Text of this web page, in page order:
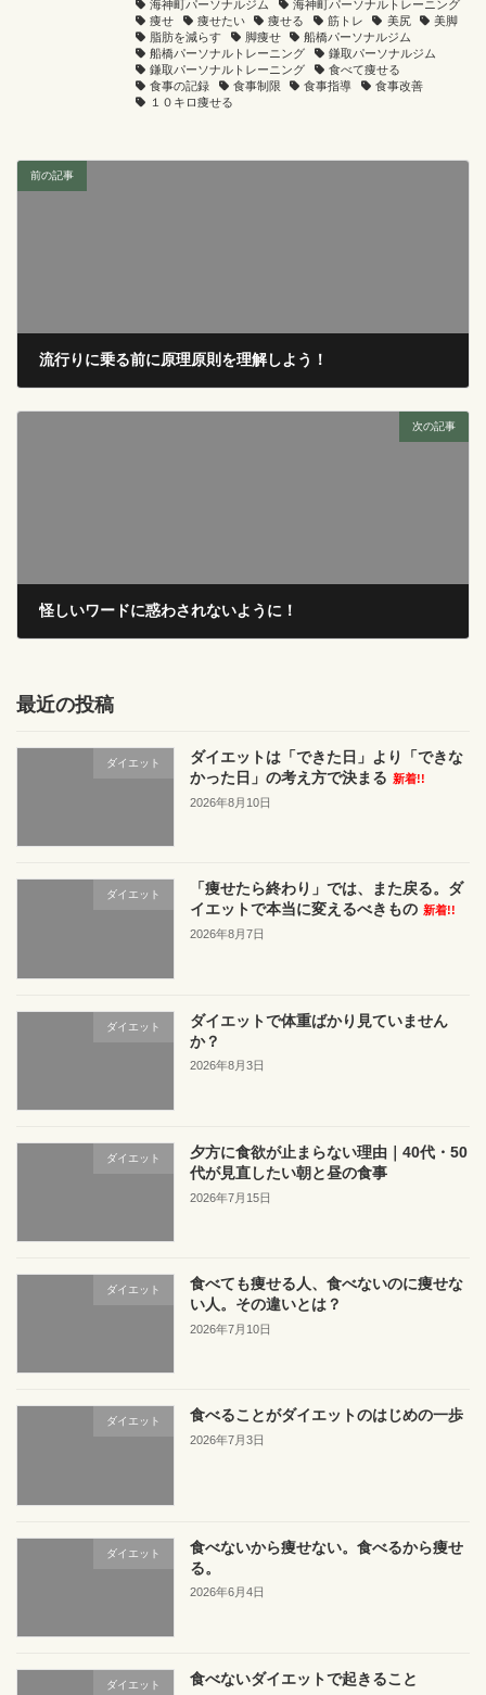
海神町パーソナルジム
海神町パーソナルトレーニング
痩せ
痩せたい 痩せる 筋トレ 美尻
美脚
脂肪を減らす
脚痩せ
船橋パーソナルジム
船橋パーソナルトレーニング
鎌取パーソナルジム
鎌取パーソナルトレーニング
食べて痩せる
食事の記録
食事制限 食事指導
食事改善
１０キロ痩せる
前の記事
流行りに乗る前に原理原則を理解しよう！
次の記事
怪しいワードに惑わされないように！
最近の投稿
ダイエット
ダイエットは「できた日」より「できな
かった日」の考え方で決まる 新着!!
2026年8月10日
ダイエット
「痩せたら終わり」では、また戻る。ダ
イエットで本当に変えるべきもの 新着!!
2026年8月7日
ダイエット
ダイエットで体重ばかり見ていません
か？
2026年8月3日
ダイエット
夕方に食欲が止まらない理由｜40代・50
代が見直したい朝と昼の食事
2026年7月15日
ダイエット
食べても痩せる人、食べないのに痩せな
い人。その違いとは？
2026年7月10日
ダイエット 食べることがダイエットのはじめの一歩
2026年7月3日
ダイエット
食べないから痩せない。食べるから痩せ
る。
2026年6月4日
ダイエット 食べないダイエットで起きること